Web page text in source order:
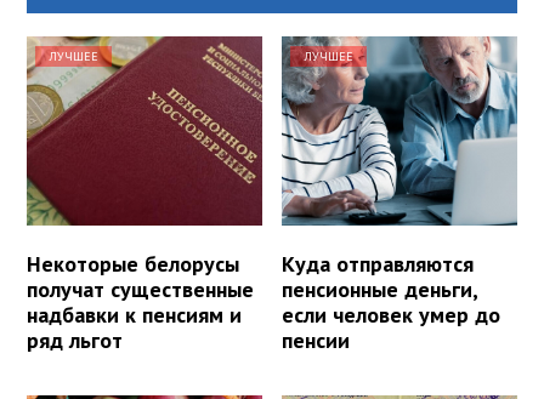
ЛУЧШЕЕ
Некоторые белорусы
получат существенные
надбавки к пенсиям и
ряд льгот
ЛУЧШЕЕ
Куда отправляются
пенсионные деньги,
если человек умер до
пенсии